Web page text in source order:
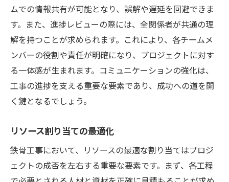
人的資源の効果的活用
機材と設備の最適配置
スキルアッププログラムの導入
リソース管理ツールの活用
コスト削減と効率化の両立
プロジェクト成功のためのリソース戦略
ムでの情報共有が可能となり、誤解や遅延を回避できま
す。また、進捗レビューの際には、全関係者が共通の理
解を持つことが求められます。これにより、各チームメ
ンバーの役割や責任が明確になり、プロジェクトに対す
る一体感が生まれます。コミュニケーションの強化は、
工事の進捗を支える重要な要素であり、成功への道を開
く鍵となるでしょう。
リソース割り当ての最適化
鉄骨工事において、リソースの最適な割り当てはプロジ
ェクトの成否を左右する重要な要素です。まず、各工程